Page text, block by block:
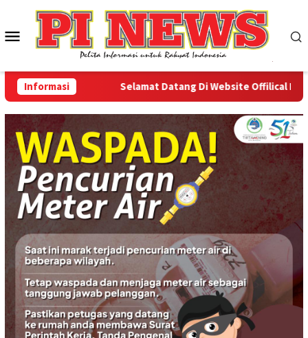
konten
Menu
Mobile
Informasi Selamat Datang Di Website Offilical PI-